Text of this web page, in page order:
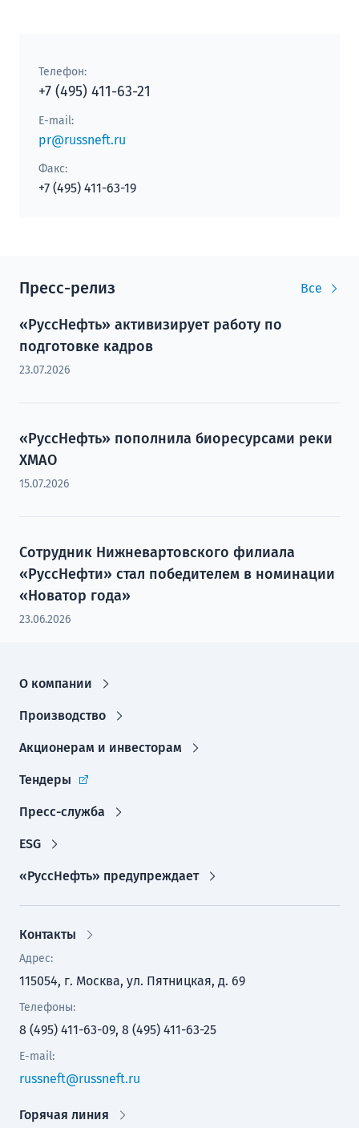
Телефон:
+7 (495) 411-63-21
E-mail:
pr@russneft.ru
Факс:
+7 (495) 411-63-19
Пресс-релиз Все
«РуссНефть» активизирует работу по
подготовке кадров
23.07.2026
«РуссНефть» пополнила биоресурсами реки
ХМАО
15.07.2026
Сотрудник Нижневартовского филиала
«РуссНефти» стал победителем в номинации
«Новатор года»
23.06.2026
О компании
Производство
Акционерам и инвесторам
Тендеры
Пресс-служба
ESG
«РуссНефть» предупреждает
Контакты
Адрес:
115054, г. Москва, ул. Пятницкая, д. 69
Телефоны:
8 (495) 411-63-09, 8 (495) 411-63-25
E-mail:
russneft@russneft.ru
Горячая линия